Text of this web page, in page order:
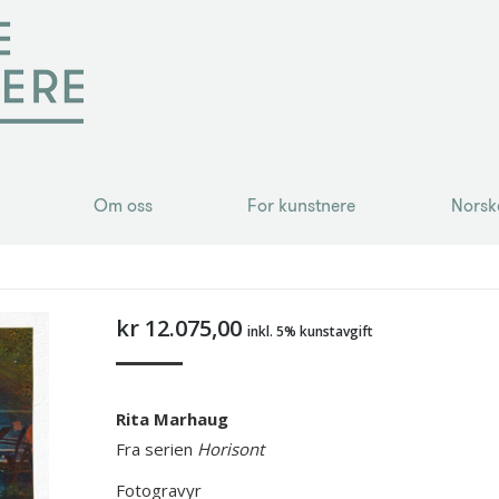
Om oss For kunstnere
kr12.075,00 inkl. 5% kunstavgift
Rita Marhaug
Fra serien Horisont
Fotogravyr